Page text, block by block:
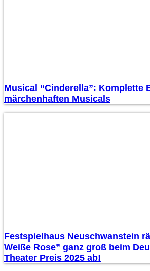
Musical “Cinderella”: Komplette
märchenhaften Musicals
Festspielhaus Neuschwanstein
Weiße Rose” ganz groß beim
Theater Preis 2025 ab!